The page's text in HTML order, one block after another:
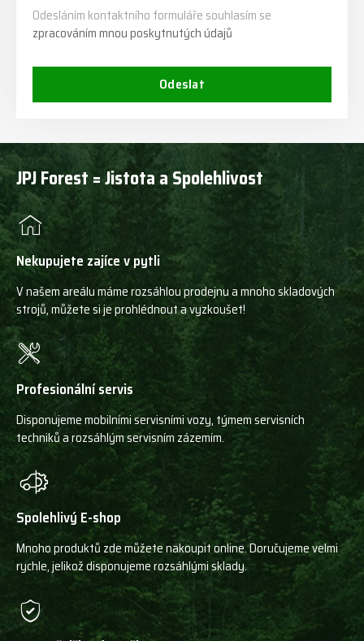
Odesláním kontaktního formuláře souhlasím se
zpracováním mnou poskytnutých údajů
Odeslat
JPJ Forest = Jistota a Spolehlivost
Nekupujete zajíce v pytli
V našem areálu máme rozsáhlou prodejnu a mnoho skladových
strojů, můžete si je prohlédnout a vyzkoušet!
Profesionální servis
Disponujeme mobilními servisními vozy, týmem servisních
techniků a rozsáhlým servisním zázemím.
Spolehlivý E-shop
Mnoho produktů zde můžete nakoupit online. Doručujeme velmi
rychle, jelikož disponujeme rozsáhlými sklady.